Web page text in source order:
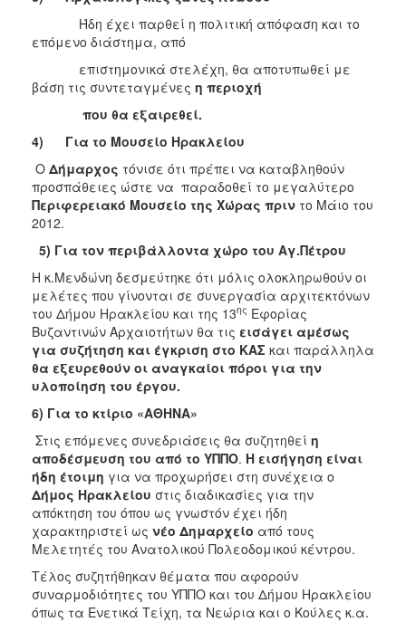
Ήδη έχει παρθεί η πολιτική απόφαση και το
επόμενο διάστημα, από
επιστημονικά στελέχη, θα αποτυπωθεί με
βάση τις συντεταγμένες η περιοχή
που θα εξαιρεθεί.
4) Για το Μουσείο Ηρακλείου
Ο Δήμαρχος τόνισε ότι πρέπει να καταβληθούν
προσπάθειες ώστε να παραδοθεί το μεγαλύτερο
Περιφερειακό Μουσείο της Χώρας πριν το Μάιο του
2012.
5) Για τον περιβάλλοντα χώρο του Αγ.Πέτρου
Η κ.Μενδώνη δεσμεύτηκε ότι μόλις ολοκληρωθούν οι
μελέτες που γίνονται σε συνεργασία αρχιτεκτόνων
του Δήμου Ηρακλείου και της 13ης Εφορίας
Βυζαντινών Αρχαιοτήτων θα τις εισάγει αμέσως
για συζήτηση και έγκριση στο ΚΑΣ και παράλληλα
θα εξευρεθούν οι αναγκαίοι πόροι για την
υλοποίηση του έργου.
6) Για το κτίριο «ΑΘΗΝΑ»
Στις επόμενες συνεδριάσεις θα συζητηθεί η
αποδέσμευση του από το ΥΠΠΟ. Η εισήγηση είναι
ήδη έτοιμη για να προχωρήσει στη συνέχεια ο
Δήμος Ηρακλείου στις διαδικασίες για την
απόκτηση του όπου ως γνωστόν έχει ήδη
χαρακτηριστεί ως νέο Δημαρχείο από τους
Μελετητές του Ανατολικού Πολεοδομικού κέντρου.
Τέλος συζητήθηκαν θέματα που αφορούν
συναρμοδιότητες του ΥΠΠΟ και του Δήμου Ηρακλείου
όπως τα Ενετικά Τείχη, τα Νεώρια και ο Κούλες κ.α.